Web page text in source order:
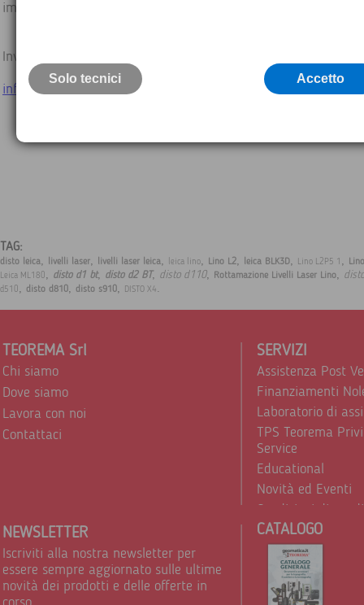
improntati al rispetto, alla trasparenza ed alla fiducia.
Invia il tuo Curriculum Vitae
info@geomatica.it
TAG:
disto leica, livelli laser, livelli laser leica, leica lino, Lino L2, leica BLK3D, Lino L2P5 1 ,
Leica ML180, disto d1 bt, disto d2 BT, disto d110, Rottamazione Livelli Laser Lino,
d510, disto d810, disto s910, DISTO X4.
TEOREMA Srl
Chi siamo
Dove siamo
Lavora con noi
Contattaci
SERVIZI
Assistenza Post
Finanziamenti
Laboratorio di
TPS Teorema
Service
Educational
Novità ed Eventi
Condizioni di
Trattamento dei
NEWSLETTER
Iscriviti alla nostra newsletter per
essere sempre aggiornato sulle ultime
novità dei prodotti e delle offerte in
CATALOGO
Solo tecnici Accetto